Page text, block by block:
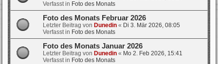
Verfasst in Foto des Monats
Foto des Monats Februar 2026
Letzter Beitrag von Dunedin « Di 3. Mär 2026, 08:05
Verfasst in Foto des Monats
Foto des Monats Januar 2026
Letzter Beitrag von Dunedin « Mo 2. Feb 2026, 15:41
Verfasst in Foto des Monats